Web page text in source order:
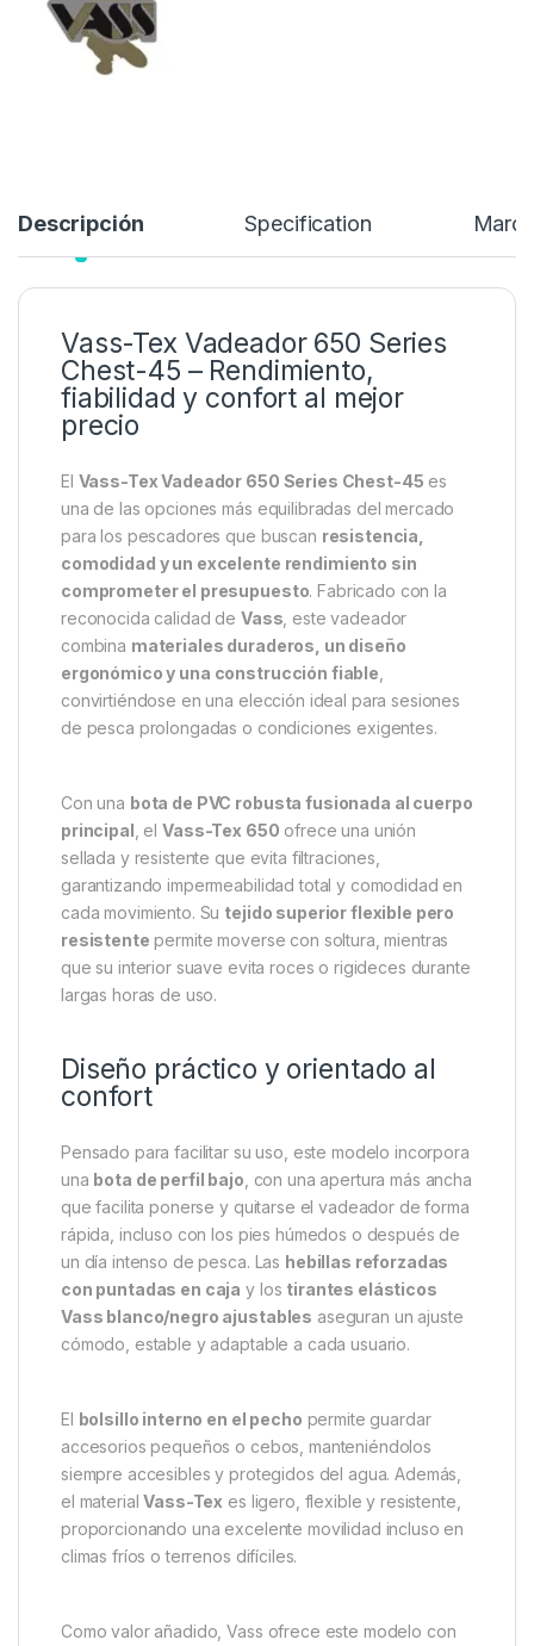
Descripción Specification Marca
Vass-Tex Vadeador 650 Series
Chest-45 – Rendimiento,
fiabilidad y confort al mejor
precio
El Vass-Tex Vadeador 650 Series Chest-45 es
una de las opciones más equilibradas del mercado
para los pescadores que buscan resistencia,
comodidad y un excelente rendimiento sin
comprometer el presupuesto. Fabricado con la
reconocida calidad de Vass , este vadeador
combina materiales duraderos, un diseño
ergonómico y una construcción fiable
convirtiéndose en una elección ideal para sesiones
de pesca prolongadas o condiciones exigentes.
Con una bota de PVC robusta fusionada al cuerpo
principal , elVass-Tex 650 ofrece una unión
sellada y resistente que evita filtraciones,
garantizando impermeabilidad total y comodidad en
cada movimiento. Su tejido superior flexible pero
resistente permite moverse con soltura, mientras
que su interior suave evita roces o rigideces durante
largas horas de uso.
Diseño práctico y orientado al
confort
Pensado para facilitar su uso, este modelo incorpora
una bota de perfil bajo , con una apertura más ancha
que facilita ponerse y quitarse el vadeador de forma
rápida, incluso con los pies húmedos o después de
un día intenso de pesca. Las hebillas reforzadas
con puntadas en caja y los tirantes elásticos
Vass blanco/negro ajustables aseguran un ajuste
cómodo, estable y adaptable a cada usuario.
El bolsillo interno en el pecho permite guardar
accesorios pequeños o cebos, manteniéndolos
siempre accesibles y protegidos del agua. Además,
el materialVass-Tex es ligero, flexible y resistente,
proporcionando una excelente movilidad incluso en
climas fríos o terrenos difíciles.
Como valor añadido, Vass ofrece este modelo con